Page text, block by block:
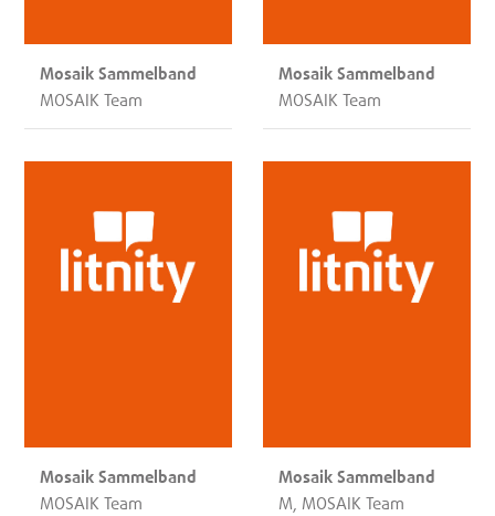
Mosaik Sammelband
MOSAIK Team
Mosaik Sammelband
MOSAIK Team
Mosaik Sammelband
MOSAIK Team
Mosaik Sammelband
M, MOSAIK Team